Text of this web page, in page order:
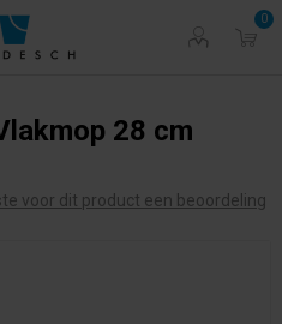
0
28 cm
voor dit product een beoordeling